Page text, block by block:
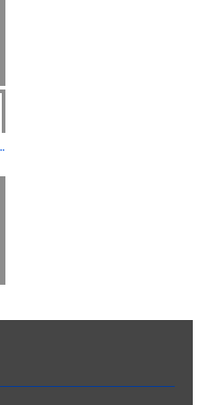
- 150 x 60 cm